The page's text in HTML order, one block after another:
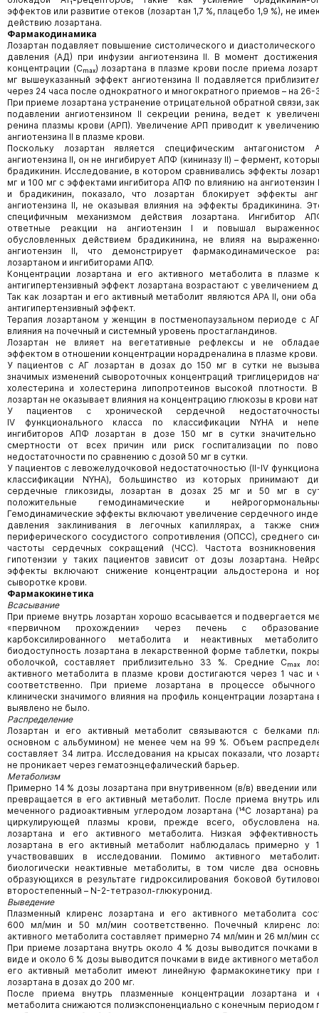
эффектов или развитие отеков (лозартан 1,7 %, плацебо 1,9 %), не
действию лозартана.
Фармакодинамика
Лозартан подавляет повышение систолического и диастолического
давления (АД) при инфузии ангиотензина II. В момент
концентрации (Cₘₐₓ) лозартана в плазме крови после приема
мг вышеуказанный эффект ангиотензина II подавляется
через 24 часа после однократного и многократного приемов – на 26-
При приеме лозартана устранение отрицательной обратной связи,
подавлении ангиотензином II секреции ренина, ведет к
ренина плазмы крови (АРП). Увеличение АРП приводит к
ангиотензина II в плазме крови.
Поскольку лозартан является специфическим антагонистом
ангиотензина II, он не ингибирует АПФ (кининазу II) – фермент,
брадикинин. Исследование, в котором сравнивались эффекты
мг и 100 мг с эффектами ингибитора АПФ по влиянию на ангиотензин
и брадикинин, показало, что лозартан блокирует эффекты
ангиотензина II, не оказывая влияния на эффекты брадикинина.
специфичным механизмом действия лозартана. Ингибитор
ответные реакции на ангиотензин I и повышал
обусловленных действием брадикинина, не влияя на
ангиотензин II, что демонстрирует фармакодинамическое
лозартаном и ингибиторами АПФ.
Концентрации лозартана и его активного метаболита в плазме
антигипертензивный эффект лозартана возрастают с увеличением
Так как лозартан и его активный метаболит являются АРА II, они оба
антигипертензивный эффект.
Терапия лозартаном у женщин в постменопаузальном периоде с
влияния на почечный и системный уровень простагландинов.
Лозартан не влияет на вегетативные рефлексы и не
эффектом в отношении концентрации норадреналина в плазме крови.
У пациентов с АГ лозартан в дозах до 150 мг в сутки не
значимых изменений сывороточных концентраций триглицеридов
холестерина и холестерина липопротеинов высокой плотности.
лозартан не оказывает влияния на концентрацию глюкозы в крови
У пациентов с хронической сердечной
IV функционального класса по классификации NYHA и
ингибиторов АПФ лозартан в дозе 150 мг в сутки
смертности от всех причин или риск госпитализации по
недостаточности по сравнению с дозой 50 мг в сутки.
У пациентов с левожелудочковой недостаточностью (II-IV
классификации NYHA), большинство из которых принимают
сердечные гликозиды, лозартан в дозах 25 мг и 50 мг в
положительные гемодинамические и
Гемодинамические эффекты включают увеличение сердечного
давления заклинивания в легочных капиллярах, а также
периферического сосудистого сопротивления (ОПСС), среднего
частоты сердечных сокращений (ЧСС). Частота возникновения
гипотензии у таких пациентов зависит от дозы лозартана.
эффекты включают снижение концентрации альдостерона и
сыворотке крови.
Фармакокинетика
Всасывание
При приеме внутрь лозартан хорошо всасывается и подвергается
«первичном прохождении» через печень с
карбоксилированного метаболита и неактивных
биодоступность лозартана в лекарственной форме таблетки,
оболочкой, составляет приблизительно 33 %. Средние Сₘₐₓ
активного метаболита в плазме крови достигаются через 1 час и
соответственно. При приеме лозартана в процессе
клинически значимого влияния на профиль концентрации лозартана
выявлено не было.
Распределение
Лозартан и его активный метаболит связываются с белками
основном с альбумином) не менее чем на 99 %. Объем
составляет 34 литра. Исследования на крысах показали, что
не проникает через гематоэнцефалический барьер.
Метаболизм
Примерно 14 % дозы лозартана при внутривенном (в/в) введении
превращается в его активный метаболит. После приема внутрь
меченного радиоактивным углеродом лозартана (¹⁴С лозартана)
циркулирующей плазмы крови, прежде всего, обусловлена
лозартана и его активного метаболита. Низкая
лозартана в его активный метаболит наблюдалась примерно у
участвовавших в исследовании. Помимо активного
биологически неактивные метаболиты, в том числе два
образующихся в результате гидроксилирования боковой
второстепенный – N-2-тетразол-глюкуронид.
Выведение
Плазменный клиренс лозартана и его активного метаболита
600 мл/мин и 50 мл/мин соответственно. Почечный клиренс
активного метаболита составляет примерно 74 мл/мин и 26 мл/мин
При приеме лозартана внутрь около 4 % дозы выводится почками
виде и около 6 % дозы выводится почками в виде активного
его активный метаболит имеют линейную фармакокинетику при
лозартана в дозах до 200 мг.
После приема внутрь плазменные концентрации лозартана и
метаболита снижаются полиэкспоненциально с конечным периодом